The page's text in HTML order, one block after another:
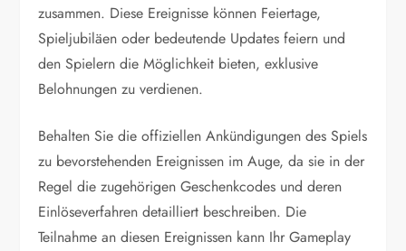
zusammen. Diese Ereignisse können Feiertage,
Spieljubiläen oder bedeutende Updates feiern und
den Spielern die Möglichkeit bieten, exklusive
Belohnungen zu verdienen.
Behalten Sie die offiziellen Ankündigungen des Spiels
zu bevorstehenden Ereignissen im Auge, da sie in der
Regel die zugehörigen Geschenkcodes und deren
Einlöseverfahren detailliert beschreiben. Die
Teilnahme an diesen Ereignissen kann Ihr Gameplay